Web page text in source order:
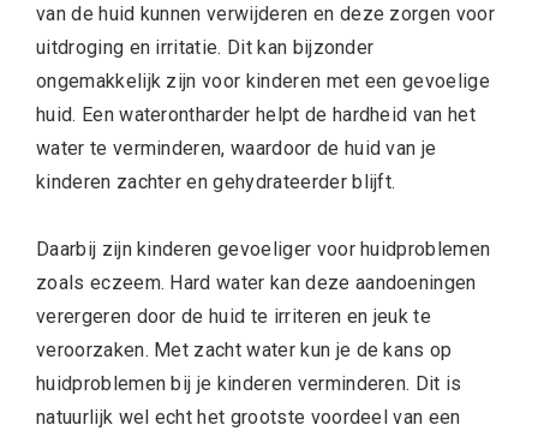
van de huid kunnen verwijderen en deze zorgen voor
uitdroging en irritatie. Dit kan bijzonder
ongemakkelijk zijn voor kinderen met een gevoelige
huid. Een waterontharder helpt de hardheid van het
water te verminderen, waardoor de huid van je
kinderen zachter en gehydrateerder blijft.
Daarbij zijn kinderen gevoeliger voor huidproblemen
zoals eczeem. Hard water kan deze aandoeningen
verergeren door de huid te irriteren en jeuk te
veroorzaken. Met zacht water kun je de kans op
huidproblemen bij je kinderen verminderen. Dit is
natuurlijk wel echt het grootste voordeel van een